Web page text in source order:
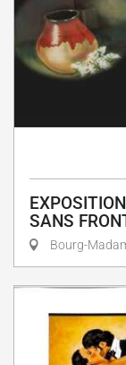
SANS
Bourg-